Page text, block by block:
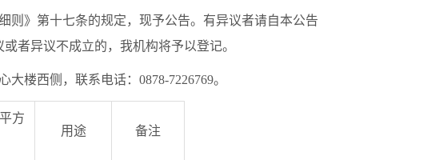
则》第十七条的规定，现予公告。有异议者请自本公告
者异议不成立的，我机构将予以登记。
楼西侧，联系电话：0878-7226769。
方
用途 备注